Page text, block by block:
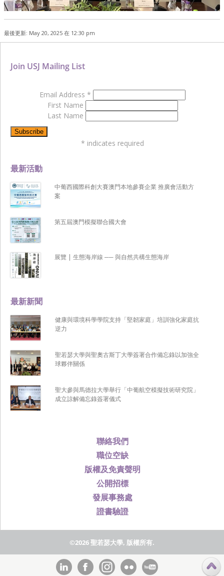
最後更新: May 20, 2025 在 12:30 pm
聯絡我們
職位空缺
版權及免責聲明
公開招標
發展事務處
證書驗證
最新新聞
健康與環境科學學院支持「堅韌家庭」培訓強化家庭抗
逆力
聖若瑟大學與聖奧古斯丁大學簽署合作備忘錄以加強全
球夥伴關係
聖大參與馬德拉大學舉行「中葡航空模擬技術研究院」
成立諒解備忘錄簽署儀式
最新活動
中葡西國際科創大賽澳門本地參賽企業 推廣會活動方
案
第五屆澳門模擬聯合國大會
展覽 | 生態海岸線 ── 與自然共構生態海岸
Join USJ Mailing List
Email Address *
First Name
Last Name
* indicates required
©2026 聖若瑟大學, 版權所有.